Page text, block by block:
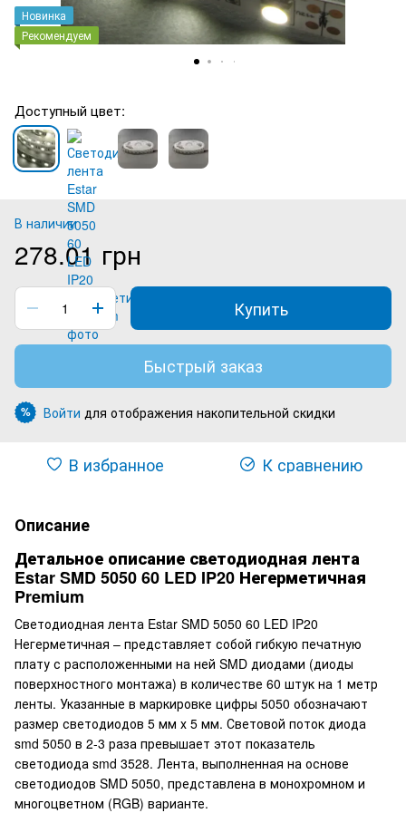
Новинка
Рекомендуем
Доступный цвет:
В наличии
278.01 грн
Купить
Быстрый заказ
% Войти для отображения накопительной скидки
В избранное К сравнению
Описание
Детальное описание светодиодная лента
Estar SMD 5050 60 LED IP20 Негерметичная
Premium
Светодиодная лента Estar SMD 5050 60 LED IP20
Негерметичная – представляет собой гибкую печатную
плату с расположенными на ней SMD диодами (диоды
поверхностного монтажа) в количестве 60 штук на 1 метр
ленты. Указанные в маркировке цифры 5050 обозначают
размер светодиодов 5 мм х 5 мм. Световой поток диода
smd 5050 в 2-3 раза превышает этот показатель
светодиода smd 3528. Лента, выполненная на основе
светодиодов SMD 5050, представлена в монохромном и
многоцветном (RGB) варианте.